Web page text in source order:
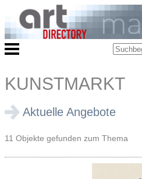
KUNSTMARKT
Aktuelle Angebote
11 Objekte gefunden zum Thema